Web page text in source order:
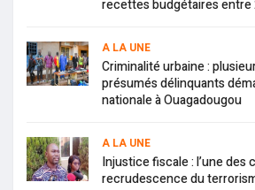
recettes budgétaires entre
A LA UNE
Criminalité urbaine :
présumés délinquants
nationale à Ouagadougou
A LA UNE
Injustice fiscale : l’une des
recrudescence du